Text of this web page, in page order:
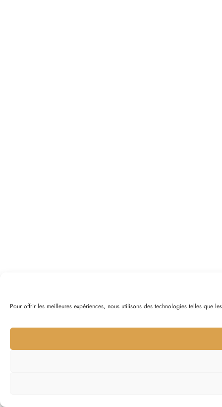
Pour offrir les meilleures expériences, nous utilisons des technologies telles que